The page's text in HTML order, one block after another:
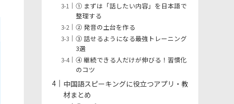
① まずは「話したい内容」を日本語で
整理する
② 発音の土台を作る
③ 話せるようになる最強トレーニング
3選
④ 継続できる人だけが伸びる！習慣化
のコツ
中国語スピーキングに役立つアプリ・教
材まとめ